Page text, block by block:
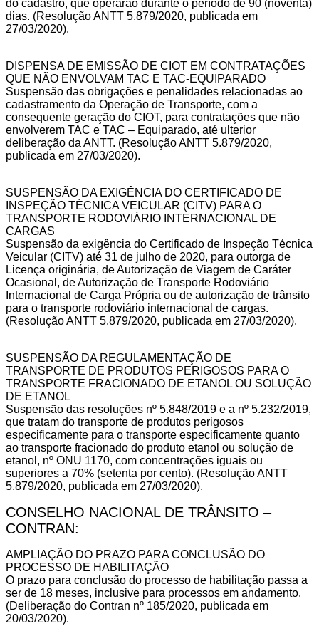
do cadastro, que operarão durante o período de 90 (noventa)
dias. (Resolução ANTT 5.879/2020, publicada em
27/03/2020).
DISPENSA DE EMISSÃO DE CIOT EM CONTRATAÇÕES
QUE NÃO ENVOLVAM TAC E TAC-EQUIPARADO
Suspensão das obrigações e penalidades relacionadas ao
cadastramento da Operação de Transporte, com a
consequente geração do CIOT, para contratações que não
envolverem TAC e TAC – Equiparado, até ulterior
deliberação da ANTT. (Resolução ANTT 5.879/2020,
publicada em 27/03/2020).
SUSPENSÃO DA EXIGÊNCIA DO CERTIFICADO DE
INSPEÇÃO TÉCNICA VEICULAR (CITV) PARA O
TRANSPORTE RODOVIÁRIO INTERNACIONAL DE
CARGAS
Suspensão da exigência do Certificado de Inspeção Técnica
Veicular (CITV) até 31 de julho de 2020, para outorga de
Licença originária, de Autorização de Viagem de Caráter
Ocasional, de Autorização de Transporte Rodoviário
Internacional de Carga Própria ou de autorização de trânsito
para o transporte rodoviário internacional de cargas.
(Resolução ANTT 5.879/2020, publicada em 27/03/2020).
SUSPENSÃO DA REGULAMENTAÇÃO DE
TRANSPORTE DE PRODUTOS PERIGOSOS PARA O
TRANSPORTE FRACIONADO DE ETANOL OU SOLUÇÃO
DE ETANOL
Suspensão das resoluções nº 5.848/2019 e a nº 5.232/2019,
que tratam do transporte de produtos perigosos
especificamente para o transporte especificamente quanto
ao transporte fracionado do produto etanol ou solução de
etanol, nº ONU 1170, com concentrações iguais ou
superiores a 70% (setenta por cento). (Resolução ANTT
5.879/2020, publicada em 27/03/2020).
CONSELHO NACIONAL DE TRÂNSITO –
CONTRAN:
AMPLIAÇÃO DO PRAZO PARA CONCLUSÃO DO
PROCESSO DE HABILITAÇÃO
O prazo para conclusão do processo de habilitação passa a
ser de 18 meses, inclusive para processos em andamento.
(Deliberação do Contran nº 185/2020, publicada em
20/03/2020).